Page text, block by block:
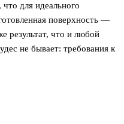
для идеального
поверхность —
результат, что и любой
не бывает: требования к